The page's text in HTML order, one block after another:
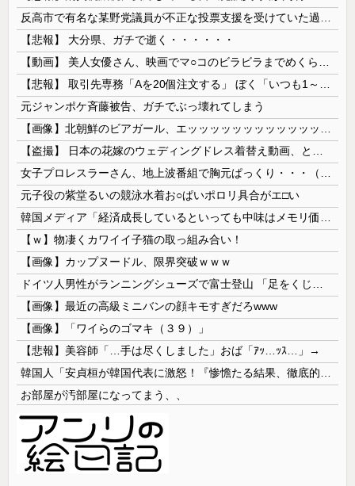
【悲報】 大分県、ガチで逝く・・・・・・
元ジャンポケ斉藤被告、ガチでぶっ壊れてしまう
元子役の紫堂るいの競泳水着お○ぱいポロリ具合がエ□い
【ｗ】物凄くカワイイ子猫の取っ組み合い！
【画像】カップヌードル、限界突破ｗｗｗ
【画像】最近の高級ミニバンの顔キモすぎだろwww
【画像】「ワイらのゴマキ（３９）」
【悲報】美容師「…手は尽くしました」おば「ｱｯ…ｯｽ…」→
お部屋が汚部屋になってまう、、